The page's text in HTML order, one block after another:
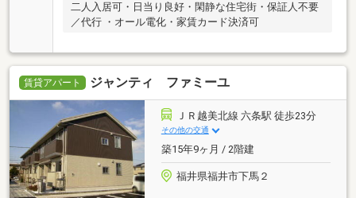
二人入居可・日当り良好・閑静な住宅街・保証人不要
／代行 ・オール電化・家賃カード決済可
賃貸アパート ジャンティ ファミーユ
ＪＲ越美北線 六条駅 徒歩23分
その他の交通
築15年9ヶ月 / 2階建
福井県福井市下馬２